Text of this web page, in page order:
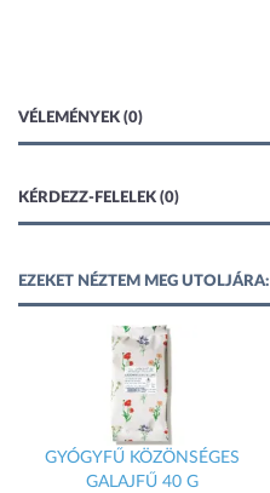
VÉLEMÉNYEK (0)
KÉRDEZZ-FELELEK (0)
EZEKET NÉZTEM MEG UTOLJÁRA:
GYÓGYFŰ KÖZÖNSÉGES
GALAJFŰ 40 G